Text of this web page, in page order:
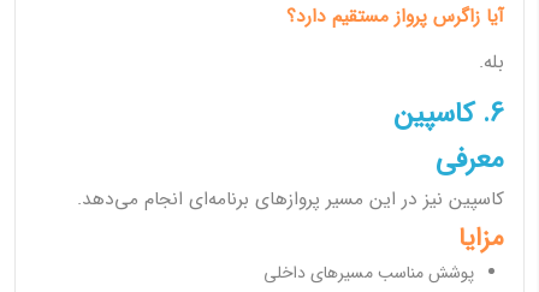
آیا زاگرس پرواز مستقیم دارد؟
بله.
6. کاسپین
معرفی
کاسپین نیز در این مسیر پروازهای برنامه‌ای انجام می‌دهد.
مزایا
پوشش مناسب مسیرهای داخلی